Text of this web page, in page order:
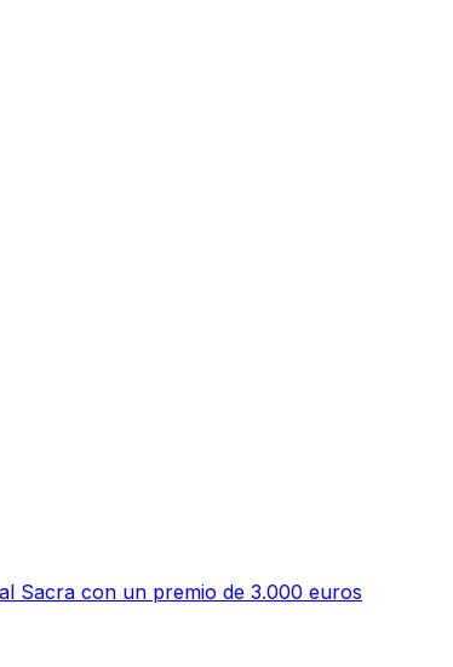
Sacra con un premio de 3.000 euros